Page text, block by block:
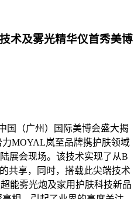
术及雾光精华仪首秀美博
国（广州）国际美博会盛大揭
MOYAL岚至品牌携护肤领域
展会现场。该技术实现了从B
共享，同时，搭载此尖端技术
能雾光炮及家用护肤科技新品